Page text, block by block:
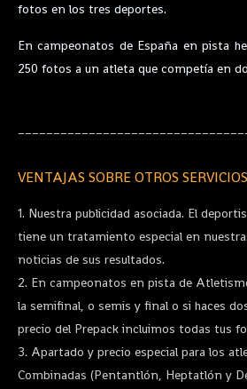
fotos en los tres deportes.
En campeonatos de España en pista
250 fotos a un atleta que competía en
VENTAJAS SOBRE OTROS
1. Nuestra publicidad asociada. El
tiene un tratamiento especial en
noticias de sus resultados.
2. En campeonatos en pista de
la semifinal, o semis y final o si haces
precio del Prepack incluimos todas tus
3. Apartado y precio especial para los
Combinadas (Pentantlón, Heptatlón y